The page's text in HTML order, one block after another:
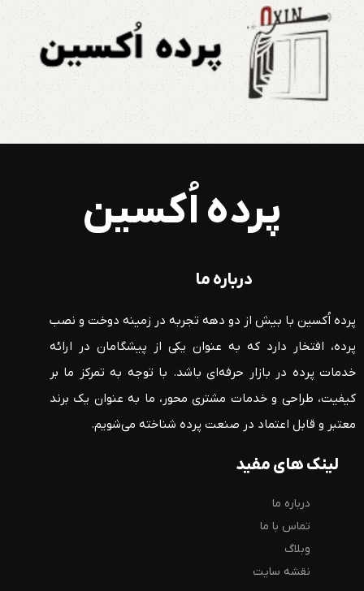
پرده اُکسین
درباره ما
پرده اُکسین با بیش از دو دهه تجربه در زمینه دوخت و نصب
پرده، افتخار دارد که به عنوان یکی از پیشگامان در ارائه
خدمات پرده در بازار حرفه‌ای باشد. با توجه به تمرکز ما بر
کیفیت، طراحی و خدمات مشتری محور، ما به عنوان یک برند
معتبر و قابل اعتماد در صنعت پرده شناخته می‌شویم.
لینک های مفید
درباره ما
تماس با ما
وبلاگ
نقشه سایت